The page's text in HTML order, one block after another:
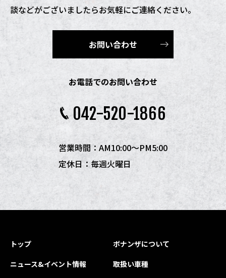
談などがございましたらお気軽にご連絡ください。
お問い合わせ
お電話でのお問い合わせ
042-520-1866
営業時間：AM10:00〜PM5:00
定休日：毎週火曜日
トップ
ボナンザについて
ニュース&イベント情報
取扱い車種